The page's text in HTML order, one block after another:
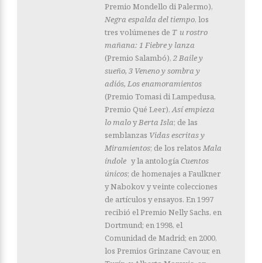
Premio Mondello di Palermo),
Negra espalda del tiempo, los
tres volúmenes de T u rostro
mañana: 1 Fiebre y lanza
(Premio Salambó), 2 Baile y
sueño, 3 Veneno y sombra y
adiós, Los enamoramientos
(Premio Tomasi di Lampedusa,
Premio Qué Leer),Así empieza
lo maloyBerta Isla; de las
semblanzas Vidas escritas y
Miramientos; de los relatos Mala
índole y la antologíaCuentos
únicos; de homenajes a Faulkner
y Nabokov y veinte colecciones
de artículos y ensayos. En 1997
recibió el Premio Nelly Sachs, en
Dortmund; en 1998, el
Comunidad de Madrid; en 2000,
los Premios Grinzane Cavour, en